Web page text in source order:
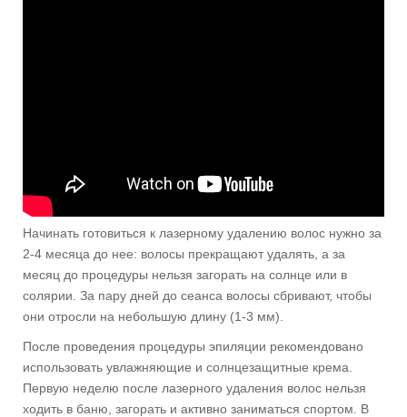
Начинать готовиться к лазерному удалению волос нужно за
2-4 месяца до нее: волосы прекращают удалять, а за
месяц до процедуры нельзя загорать на солнце или в
солярии. За пару дней до сеанса волосы сбривают, чтобы
они отросли на небольшую длину (1-3 мм).
После проведения процедуры эпиляции рекомендовано
использовать увлажняющие и солнцезащитные крема.
Первую неделю после лазерного удаления волос нельзя
ходить в баню, загорать и активно заниматься спортом. В